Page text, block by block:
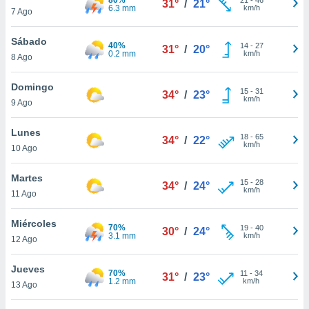
más
nuestra
y
de
disponible
cookies
aceptar
7 Ago
6.3 mm
31° / 21°
km/h
Sábado
8 Ago
40%
0.2 mm
31° / 20° 14- 27
km/h
Domingo
9 Ago
34° / 23° 15- 31
km/h
Lunes
10 Ago
34° / 22° 18- 65
km/h
Martes
11 Ago
34° / 24° 15- 28
km/h
Miércoles
12 Ago
70%
3.1 mm
30° / 24° 19- 40
km/h
Jueves
13 Ago
70%
1.2 mm
31° / 23° 11 - 34
km/h